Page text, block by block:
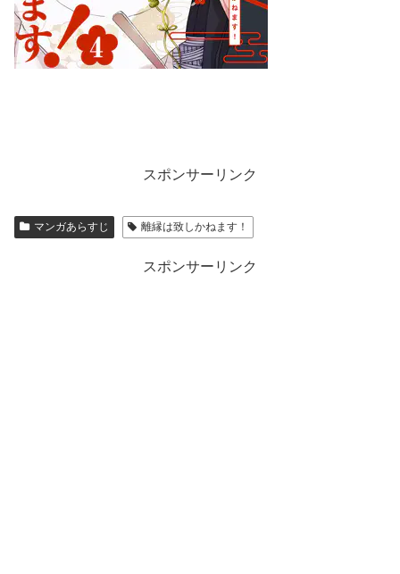
スポンサーリンク
マンガあらすじ 離縁は致しかねます！
スポンサーリンク